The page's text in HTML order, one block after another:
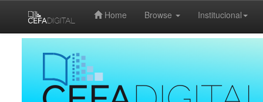
Home Browse Institucional